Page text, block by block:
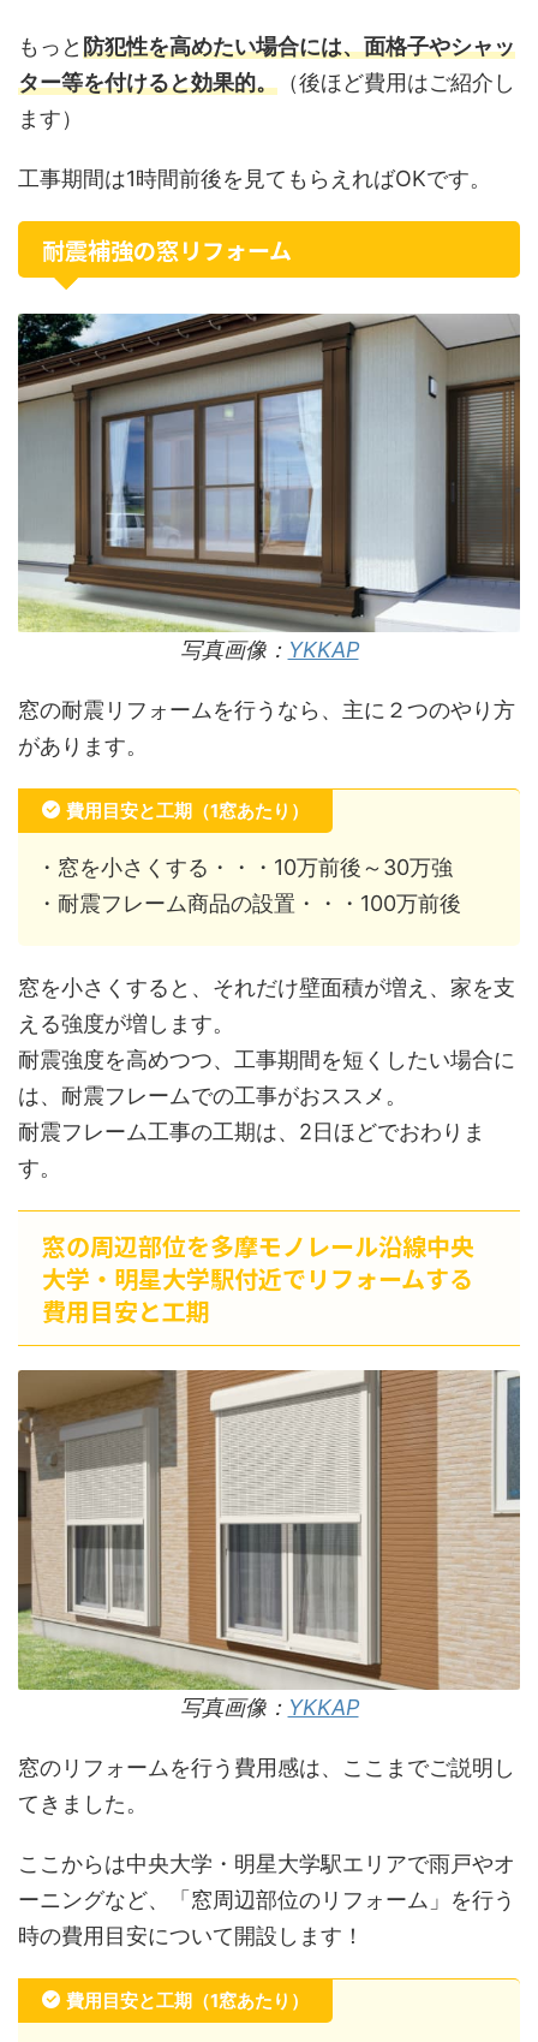
もっと防犯性を高めたい場合には、面格子やシャッ
ター等を付けると効果的。 （後ほど費用はご紹介し
ます）
工事期間は1時間前後を見てもらえればOKです。
耐震補強の窓リフォーム
写真画像： YKKAP
窓の耐震リフォームを行うなら、主に２つのやり方
があります。
費用目安と工期（1窓あたり）
・窓を小さくする・・・10万前後～30万強
・耐震フレーム商品の設置・・・100万前後
窓を小さくすると、それだけ壁面積が増え、家を支
える強度が増します。
耐震強度を高めつつ、工事期間を短くしたい場合に
は、耐震フレームでの工事がおススメ。
耐震フレーム工事の工期は、2日ほどでおわりま
す。
窓の周辺部位を多摩モノレール沿線中央
大学・明星大学駅付近でリフォームする
費用目安と工期
写真画像： YKKAP
窓のリフォームを行う費用感は、ここまでご説明し
てきました。
ここからは中央大学・明星大学駅エリアで雨戸やオ
ーニングなど、「窓周辺部位のリフォーム」を行う
時の費用目安について開設します！
費用目安と工期（1窓あたり）